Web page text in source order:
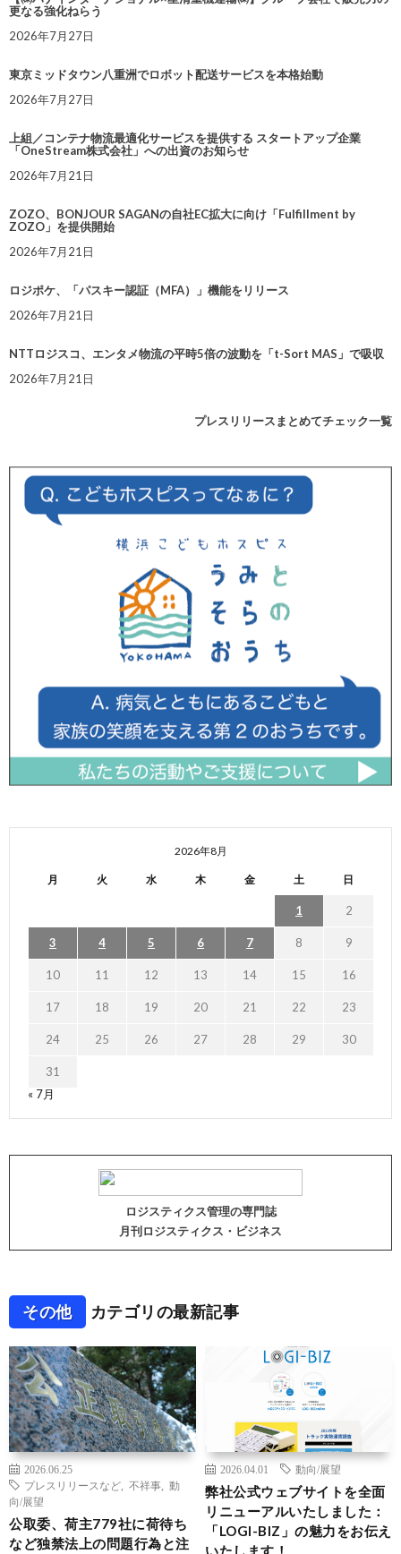
更なる強化ねらう
2026年7月27日
東京ミッドタウン八重洲でロボット配送サービスを本格始動
2026年7月27日
上組／コンテナ物流最適化サービスを提供する スタートアップ企業
「OneStream株式会社」への出資のお知らせ
2026年7月21日
ZOZO、BONJOUR SAGANの自社EC拡大に向け「Fulfillment by
ZOZO」を提供開始
2026年7月21日
ロジポケ、「パスキー認証（MFA）」機能をリリース
2026年7月21日
NTTロジスコ、エンタメ物流の平時5倍の波動を「t-Sort MAS」で吸収
2026年7月21日
プレスリリースまとめてチェック一覧
2026年8月
月 火 水 木 金 土 日
1 2
3 4 5 6 7 8 9
10 11 12 13 14 15 16
17 18 19 20 21 22 23
24 25 26 27 28 29 30
31
« 7月
ロジスティクス管理の専門誌
月刊ロジスティクス・ビジネス
その他 カテゴリの最新記事
2026.06.25
プレスリリースなど
不祥事
動
向/展望
公取委、荷主779社に荷待ち
など独禁法上の問題行為と注
2026.04.01 動向/展望
弊社公式ウェブサイトを全面
リニューアルいたしました：
「LOGI-BIZ」の魅力をお伝え
いたします！